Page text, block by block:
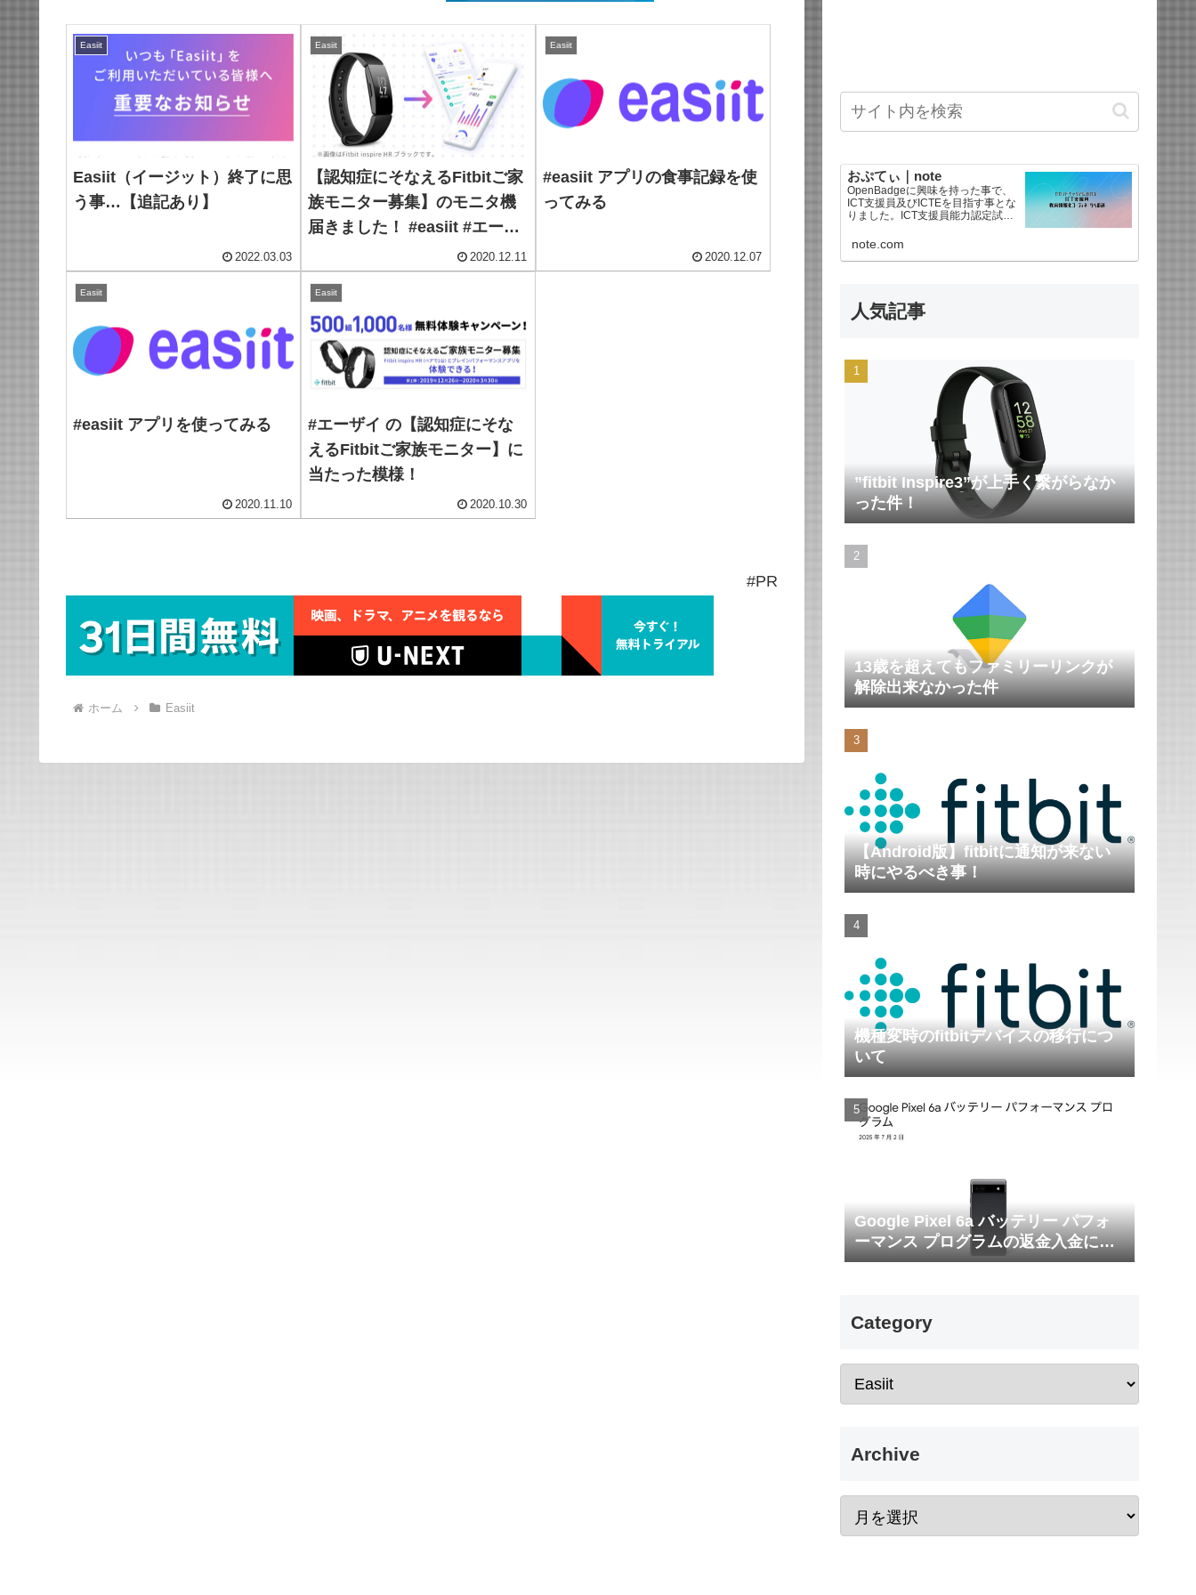
Easiit
Easiit（イージット）終了に思
う事…【追記あり】
2022.03.03
Easiit
【認知症にそなえるFitbitご家
族モニター募集】のモニタ機
届きました！ #easiit #エーザ
2020.12.11
Easiit
#easiit アプリの食事記録を使
ってみる
2020.12.07
Easiit
#easiit アプリを使ってみる
2020.11.10
Easiit
#エーザイ の【認知症にそな
えるFitbitご家族モニター】に
当たった模様！
2020.10.30
#PR
ホーム Easiit
おぷてぃ｜note
OpenBadgeに興味を持った事で、
ICT支援員及びICTEを目指す事とな
りました。ICT支援員能力認定試験
コーディネータ3級を2026年に合格
【海外ドラマ感想文】もあるよ^
note.com
人気記事
”fitbit Inspire3”が上手く繋がらなか
った件！
13歳を超えてもファミリーリンクが
解除出来なかった件
【Android版】fitbitに通知が来ない
時にやるべき事！
機種変時のfitbitデバイスの移行につ
いて
Google Pixel 6a バッテリー パフォ
ーマンス プログラムの返金入金につ
いて
Category
Archive